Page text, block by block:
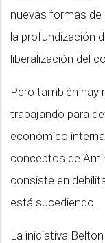
nuevas formas
la profundización
liberalización del
Pero también hay
trabajando para
económico
conceptos de
consiste en
está sucediendo.
La iniciativa